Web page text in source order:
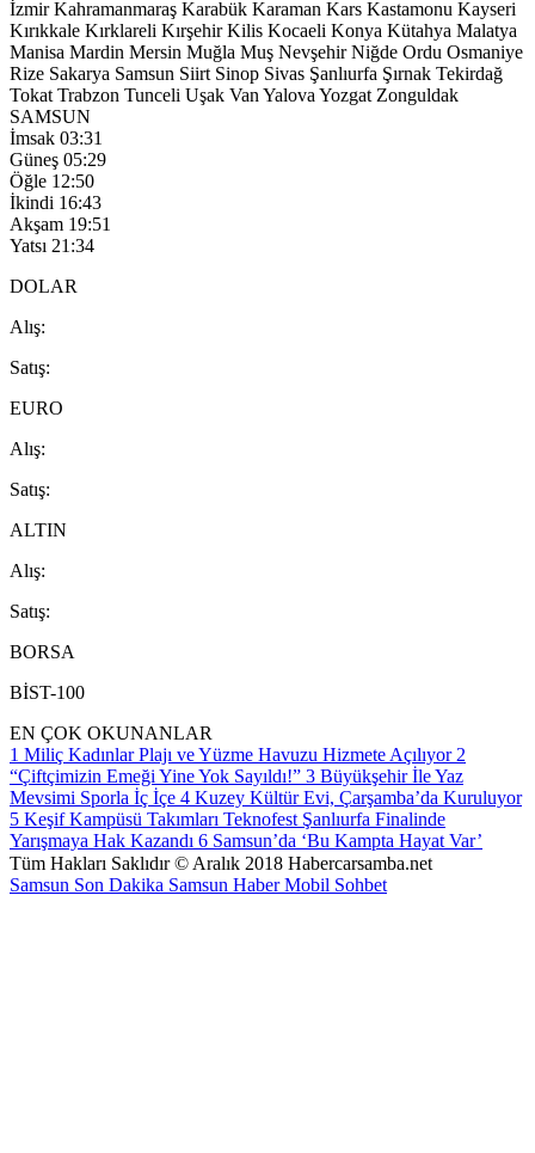
İzmir Kahramanmaraş Karabük Karaman Kars Kastamonu Kayseri
Kırıkkale Kırklareli Kırşehir Kilis Kocaeli Konya Kütahya Malatya
Manisa Mardin Mersin Muğla Muş Nevşehir Niğde Ordu Osmaniye
Rize Sakarya Samsun Siirt Sinop Sivas Şanlıurfa Şırnak Tekirdağ
Tokat Trabzon Tunceli Uşak Van Yalova Yozgat Zonguldak
SAMSUN
İmsak 03:31
Güneş 05:29
Öğle 12:50
İkindi 16:43
Akşam 19:51
Yatsı 21:34
DOLAR
Alış:
Satış:
EURO
Alış:
Satış:
ALTIN
Alış:
Satış:
BORSA
BİST-100
EN ÇOK OKUNANLAR
1 Miliç Kadınlar Plajı ve Yüzme Havuzu Hizmete Açılıyor 2
“Çiftçimizin Emeği Yine Yok Sayıldı!” 3 Büyükşehir İle Yaz
Mevsimi Sporla İç İçe 4 Kuzey Kültür Evi, Çarşamba’da Kuruluyor
5 Keşif Kampüsü Takımları Teknofest Şanlıurfa Finalinde
Yarışmaya Hak Kazandı 6 Samsun’da ‘Bu Kampta Hayat Var’
Tüm Hakları Saklıdır © Aralık 2018 Habercarsamba.net
Samsun Son Dakika Samsun HaberMobil Sohbet